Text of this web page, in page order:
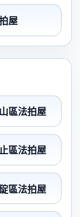
屋
區法拍屋
區法拍屋
區法拍屋